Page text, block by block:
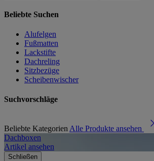
Beliebte Suchen
Alufelgen
Fußmatten
Lackstifte
Dachreling
Sitzbezüge
Scheibenwischer
Suchvorschläge
Beliebte Kategorien Alle Produkte ansehen
Dachboxen
Artikel ansehen
Schließen